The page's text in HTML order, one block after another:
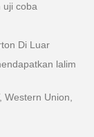
uji coba
Di Luar
lalim
Union,